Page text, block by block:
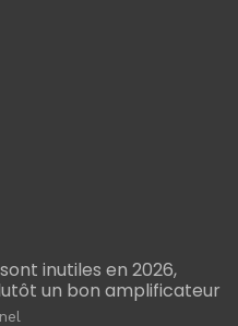
inutiles en 2026,
un bon amplificateur